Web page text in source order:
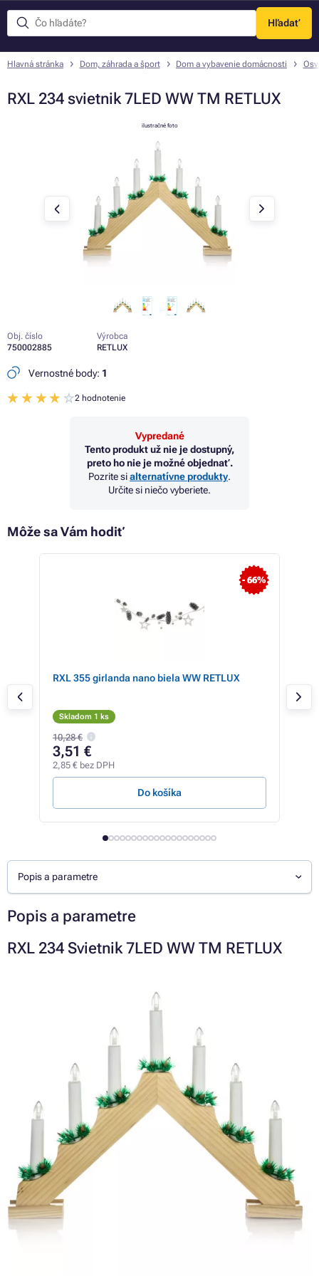
Hľadať
Menu
Hlavná stránka Dom, záhrada a šport Dom a vybavenie domácnosti
RXL 234 svietnik 7LED WW TM RETLUX
ilustračné foto
Obj. číslo
750002885
Výrobca
RETLUX
Vernostné body: 1
2 hodnotenie
Vypredané
Tento produkt už nie je dostupný,
preto ho nie je možné objednať.
Pozrite sialternatívne produkty.
Určite si niečo vyberiete.
Môže sa Vám hodiť
- 66%
RXL 355 girlanda nano biela WW RETLUX
Skladom 1 ks
10,28 €
3,51 €
2,85 € bez DPH
Do košíka
Popis a parametre
Popis a parametre
RXL 234 Svietnik 7LED WW TM RETLUX